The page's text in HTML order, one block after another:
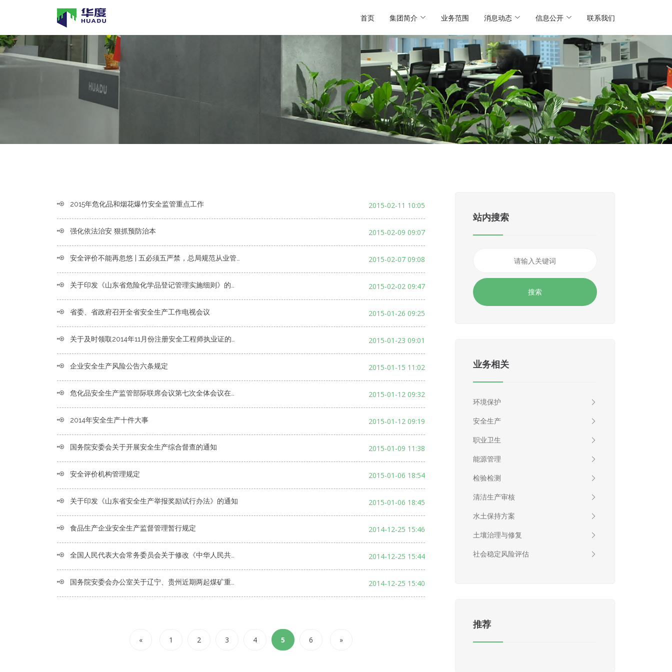
首页 集团简介 业务范围 消息动态 信息公开 联系我们
2015年危化品和烟花爆竹安全监管重点工作 2015-02-11 10:05
强化依法治安 狠抓预防治本 2015-02-09 09:07
安全评价不能再忽悠 | 五必须五严禁，总局规范从业管理 2015-02-07 09:08
关于印发《山东省危险化学品登记管理实施细则》的通知 2015-02-02 09:47
省委、省政府召开全省安全生产工作电视会议 2015-01-26 09:25
关于及时领取2014年11月份注册安全工程师执业证的通知 2015-01-23 09:01
企业安全生产风险公告六条规定 2015-01-15 11:02
危化品安全生产监管部际联席会议第七次全体会议在京召开 2015-01-12 09:32
2014年安全生产十件大事 2015-01-12 09:19
国务院安委会关于开展安全生产综合督查的通知 2015-01-09 11:38
安全评价机构管理规定 2015-01-06 18:54
关于印发《山东省安全生产举报奖励试行办法》的通知 2015-01-06 18:45
食品生产企业安全生产监督管理暂行规定 2014-12-25 15:46
全国人民代表大会常务委员会关于修改《中华人民共和国安全生产法》的决定 2014-12-25 15:44
国务院安委会办公室关于辽宁、贵州近期两起煤矿重大事故的通报 2014-12-25 15:40
« 1 2 3 4 5 6 »
站内搜索
业务相关
环境保护
安全生产
职业卫生
能源管理
检验检测
清洁生产审核
水土保持方案
土壤治理与修复
社会稳定风险评估
推荐